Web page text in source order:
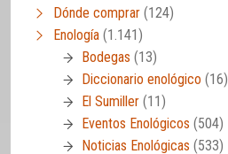
Dónde comprar (124)
Enología (1.141)
Bodegas (13)
Diccionario enológico (16)
El Sumiller (11)
Eventos Enológicos (504)
Noticias Enológicas (533)